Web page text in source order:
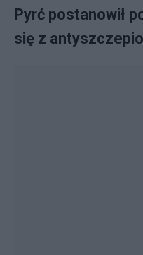
Pyrć postanowił
się z